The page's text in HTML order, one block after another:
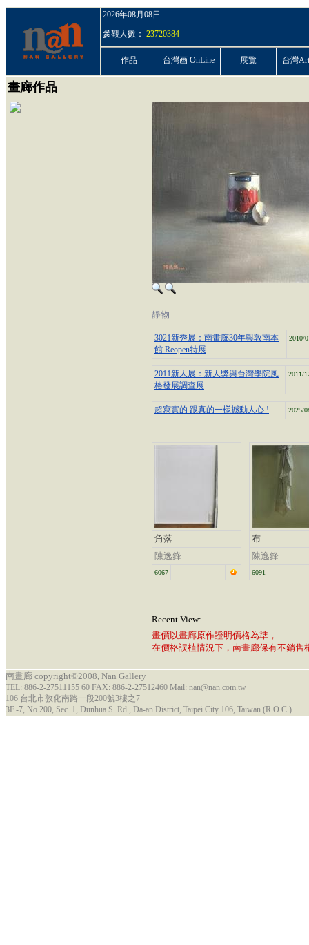
2026年08月08日
參觀人數： 23720384
作品 台灣画 OnLine 展覽 台灣
畫廊作品
靜物
3021新秀展：南畫廊30年與敦南本
館 Reopen特展
2010/
2011新人展：新人獎與台灣學院風
格發展調查展
2011/
超寫實的 跟真的一樣撼動人心 ! 2025/
角落
陳逸鋒
6067
布
陳逸鋒
6091
Recent View:
畫價以畫廊原作證明價格為準，
在價格誤植情況下，南畫廊保有不銷售
南畫廊 copyright©2008, Nan Gallery
TEL: 886-2-27511155 60 FAX: 886-2-27512460 Mail: nan@nan.com.tw
106 台北市敦化南路一段200號3樓之7
3F.-7, No.200, Sec. 1, Dunhua S. Rd., Da-an District, Taipei City 106, Taiwan (R.O.C.)